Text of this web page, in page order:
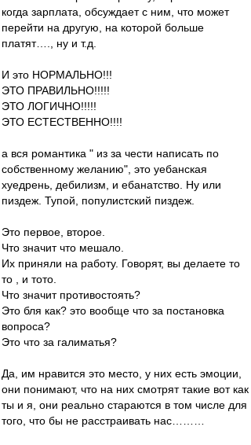
когда зарплата, обсуждает с ним, что может
перейти на другую, на которой больше
платят…., ну и т.д.
И это НОРМАЛЬНО!!!
ЭТО ПРАВИЛЬНО!!!!!
ЭТО ЛОГИЧНО!!!!!
ЭТО ЕСТЕСТВЕННО!!!!
а вся романтика " из за чести написать по
собственному желанию", это уебанская
хуедрень, дебилизм, и ебанатство. Ну или
пиздеж. Тупой, популистский пиздеж.
Это первое, второе.
Что значит что мешало.
Их приняли на работу. Говорят, вы делаете то
то , и тото.
Что значит противостоять?
Это бля как? это вообще что за постановка
вопроса?
Это что за галиматья?
Да, им нравится это место, у них есть эмоции,
они понимают, что на них смотрят такие вот как
ты и я, они реально стараются в том числе для
того, что бы не расстраивать нас………